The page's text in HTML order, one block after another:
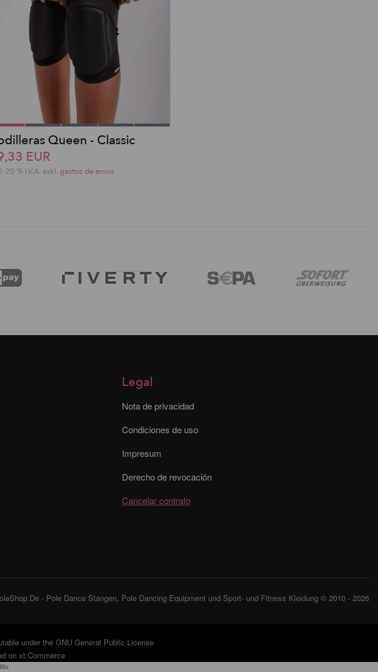
Queen - Classic
EUR
20 % I.V.A. exkl. gastos de envio
Legal
Nota de privacidad
Condiciones de uso
Impresum
Derecho de revocación
Cancelar contrato
- Pole Dance Stangen, Pole Dancing Equipment und Sport- und Fitness Kleidung © 2010 - 2026
under the GNU General Public License
on xt:Commerce